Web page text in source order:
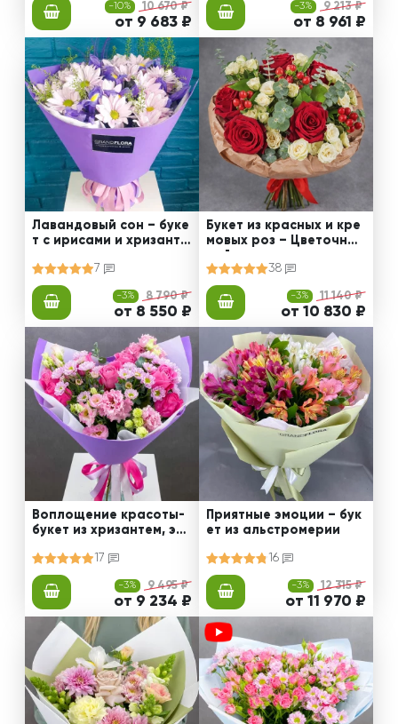
-10% 10 670 ₽
от 9 683 ₽
-3% 9 213 ₽
от 8 961 ₽
Лавандовый сон – буке
т с ирисами и хризанте
7
-3% 8 790 ₽
от 8 550 ₽
Букет из красных и кре
мовых роз – Цветочный
38
-3% 11 140 ₽
от 10 830 ₽
Воплощение красоты-
букет из хризантем, эус
17
-3% 9 495 ₽
от 9 234 ₽
Приятные эмоции – бук
ет из альстромерии
16
-3% 12 315 ₽
от 11 970 ₽